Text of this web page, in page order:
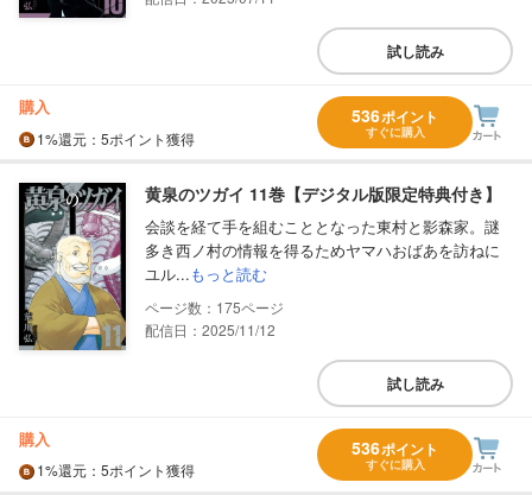
試し読み
購入
1%還元 ：5ポイント獲得
536ポイント
すぐに購入
黄泉のツガイ 11巻【デジタル版限定特典付き】
会談を経て手を組むこととなった東村と影森家。謎
多き西ノ村の情報を得るためヤマハおばあを訪ねに
ユル...もっと読む
175
配信日：2025/11/12
試し読み
購入
1%還元 ：5ポイント獲得
536ポイント
すぐに購入